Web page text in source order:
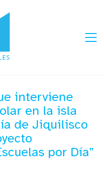
interviene
en la isla
de Jiquilisco
por Día”